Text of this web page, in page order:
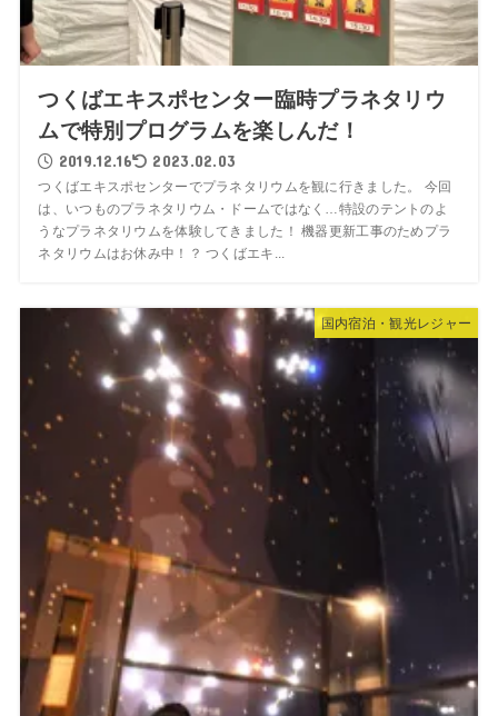
つくばエキスポセンター臨時プラネタリウ
ムで特別プログラムを楽しんだ！
2019.12.16 2023.02.03
つくばエキスポセンターでプラネタリウムを観に行きました。 今回
は、いつものプラネタリウム・ドームではなく…特設のテントのよ
うなプラネタリウムを体験してきました！ 機器更新工事のためプラ
ネタリウムはお休み中！？ つくばエキ...
国内宿泊・観光レジャー